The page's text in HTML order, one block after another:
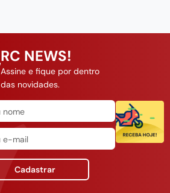
RC NEWS!
Assine e fique por dentro
das novidades.
Cadastrar